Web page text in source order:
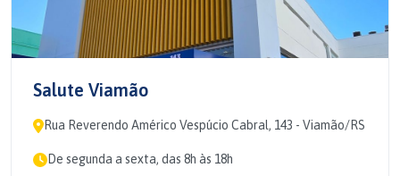
Salute Viamão
Rua Reverendo Américo Vespúcio Cabral, 143 - Viamão/RS
De segunda a sexta, das 8h às 18h